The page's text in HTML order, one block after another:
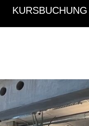
KURSBUCHUNG